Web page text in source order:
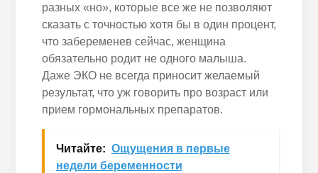
разных «но», которые все же не позволяют
сказать с точностью хотя бы в один процент,
что забеременев сейчас, женщина
обязательно родит не одного малыша.
Даже ЭКО не всегда приносит желаемый
результат, что уж говорить про возраст или
прием гормональных препаратов.
Читайте: Ощущения в первые
недели беременности